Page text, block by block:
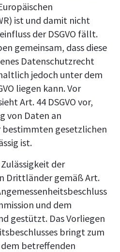
ist und damit nicht
der DSGVO fällt.
gemeinsam, dass diese
Datenschutzrecht
jedoch unter dem
liegen kann. Vor
Art. 44 DSGVO vor,
von Daten an
gesetzlichen
ist.
der
Drittländer gemäß Art.
und dem
gestützt. Das Vorliegen
bringt zum
dem betreffenden